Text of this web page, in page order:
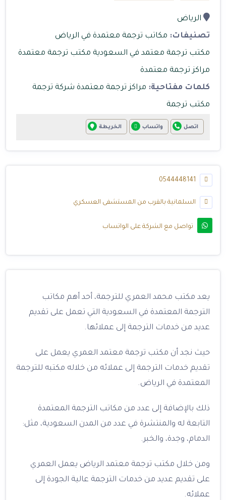
الرياض
تصنيفات: مكاتب ترجمة معتمدة في الرياض
مكتب ترجمة معتمد في السعودية مكتب ترجمة معتمدة
مراكز ترجمة معتمدة
كلمات مفتاحية: مراكز ترجمة معتمدة شركة ترجمة
مكتب ترجمة
اتصل واتساب الخريطة
السلمانية بالقرب من المستشفى العسكري
تواصل مع الشركة على الواتساب
يعد مكتب محمد العمري للترجمة، أحد أهم مكاتب
الترجمة المعتمدة في السعودية التي تعمل على تقديم
عديد من خدمات الترجمة إلى عملائها.
حيث نجد أن مكتب ترجمة معتمد العمري يعمل على
تقديم خدمات الترجمة إلى عملائه من خلاله مكتبه للترجمة
المعتمدة في الرياض.
ذلك بالإضافة إلى عدد من مكاتب الترجمة المعتمدة
التابعة له والمنتشرة في عدد من المدن السعودية، مثل:
الدمام، وجدة، والخبر.
ومن خلال مكتب ترجمة معتمد الرياض يعمل العمري
على تقديم عديد من خدمات الترجمة عالية الجودة إلى
عملائه.